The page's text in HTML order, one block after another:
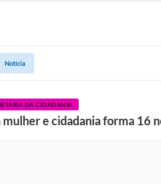
Notícia
DA CIDADANIA
mulher e cidadania forma 16